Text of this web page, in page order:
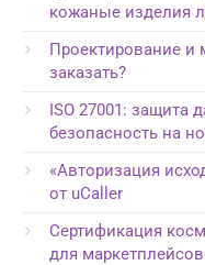
кожаные изделия
Проектирование
заказать?
ISO 27001: защита
безопасность на
«Авторизация
от uCaller
Сертификация
для